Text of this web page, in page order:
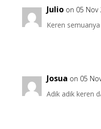
Julio on 05 Nov
Keren
Josua on 05
Adik adik keren